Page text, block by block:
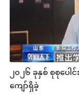
၂၀၂၆ ခုနှစ် စုစုပေါ
ကျော်ရှိခဲ့